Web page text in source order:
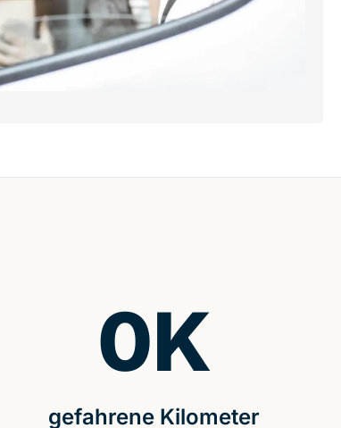
gefahrene Kilometer
0K